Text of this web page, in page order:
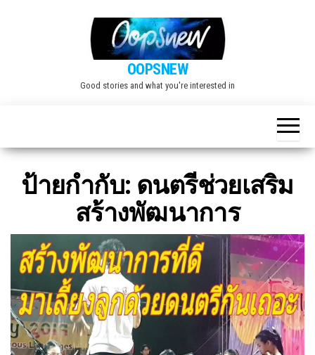
OOPSNEW
Good stories and what you're interested in
ป้ายกำกับ: ดนตรีช่วยเสริม
สร้างพัฒนาการ